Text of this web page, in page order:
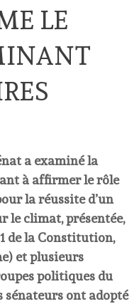
LE
a examiné la
à affirmer le rôle
la réussite d’un
le climat, présentée,
de la Constitution,
et plusieurs
politiques du
sénateurs ont adopté